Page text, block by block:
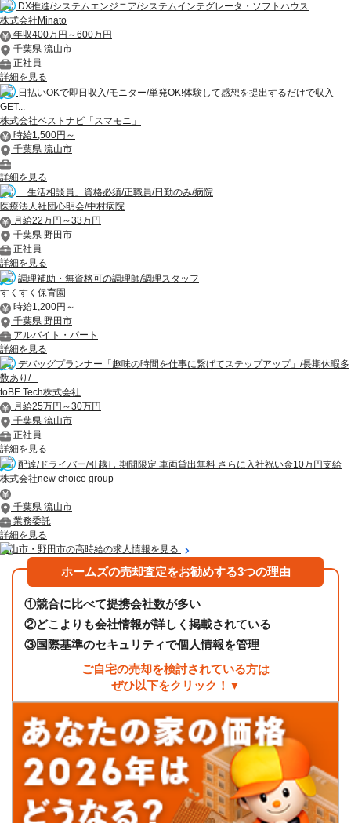
DX推進/システムエンジニア/システムインテグレータ・ソフトハウス
株式会社Minato
年収400万円～600万円
千葉県 流山市
正社員
詳細を見る
日払いOKで即日収入/モニター/単発OK!体験して感想を提出するだけで収入
GET...
株式会社ベストナビ「スマモニ」
時給1,500円～
千葉県 流山市
詳細を見る
「生活相談員」資格必須/正職員/日勤のみ/病院
医療法人社団心明会/中村病院
月給22万円～33万円
千葉県 野田市
正社員
詳細を見る
調理補助・無資格可の調理師/調理スタッフ
すくすく保育園
時給1,200円～
千葉県 野田市
アルバイト・パート
詳細を見る
デバッグプランナー「趣味の時間を仕事に繋げてステップアップ」/長期休暇多
数あり/...
toBE Tech株式会社
月給25万円～30万円
千葉県 流山市
正社員
詳細を見る
配達/ドライバー/引越し 期間限定 車両貸出無料 さらに入社祝い金10万円支給
株式会社new choice group
千葉県 流山市
業務委託
詳細を見る
流山市・野田市の高時給の求人情報を見る
ホームズの売却査定をお勧めする3つの理由
①競合に比べて提携会社数が多い
②どこよりも会社情報が詳しく掲載されている
③国際基準のセキュリティで個人情報を管理
ご自宅の売却を検討されている方は
ぜひ以下をクリック！▼